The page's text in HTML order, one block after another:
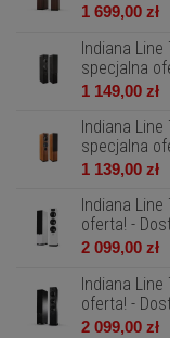
1 699,00 zł
Indiana
specjalna
1 149,00 zł
Indiana
specjalna
1 139,00 zł
Indiana Line
oferta! -
2 099,00 zł
Indiana
oferta! -
2 099,00 zł